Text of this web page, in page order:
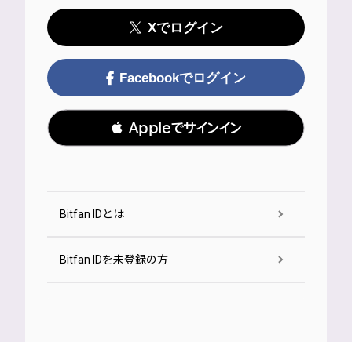
Xでログイン
Facebookでログイン
 Appleでサインイン
Bitfan IDとは
Bitfan IDを未登録の方